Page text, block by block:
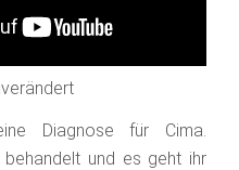
Diagnose für Cima.
und es geht ihr